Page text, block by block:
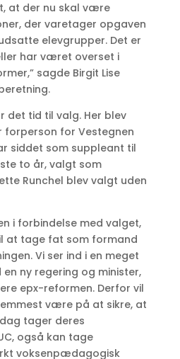
at der nu skal være
der varetager opgaven
elevgrupper. Det er
har været overset i
sagde Birgit Lise
det tid til valg. Her blev
forperson for Vestegnen
siddet som suppleant til
to år, valgt som
Runchel blev valgt uden
i forbindelse med valget,
at tage fat som formand
Vi ser ind i en meget
ny regering og minister,
epx-reformen. Derfor vil
være på at sikre, at
tager deres
også kan tage
voksenpædagogisk